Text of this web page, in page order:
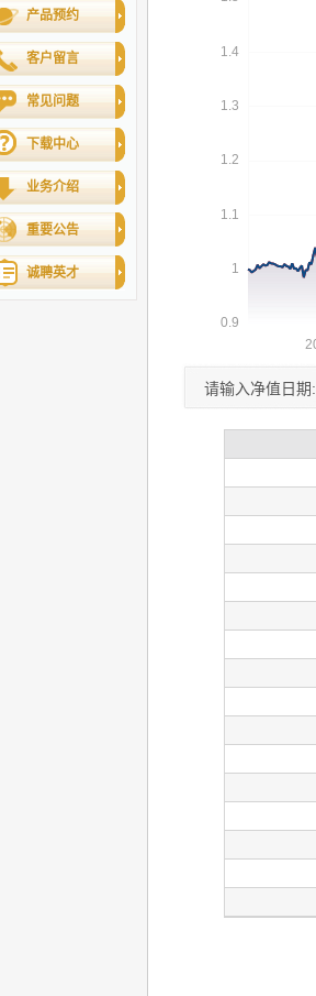
产品预约
客户留言
常见问题
下载中心
业务介绍
重要公告
诚聘英才
请输入净值日期: